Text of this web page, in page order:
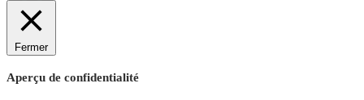
Fermer
Aperçu de confidentialité